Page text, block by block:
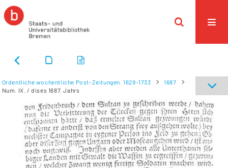
Ordentliche wochentliche Post-Zeitungen. 1629-1733
1687
Num. IX. / dises 1687. Jahrs